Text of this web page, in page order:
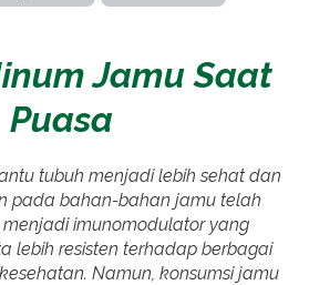
Jamu Saat
Puasa
tubuh menjadi lebih sehat dan
pada bahan-bahan jamu telah
imunomodulator yang
lebih resisten terhadap berbagai
Namun, konsumsi jamu